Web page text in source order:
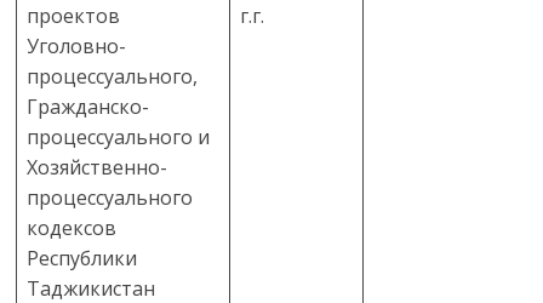
проектов
Уголовно-
процессуального,
Гражданско-
процессуального и
Хозяйственно-
процессуального
кодексов
Республики
Таджикистан
г.г.